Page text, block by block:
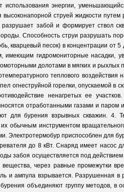
энергии,
струей жидкости
разрушает забой и формирует ствол
Способность струи разрушать
кварцевый песок) в концентрации от
гидромониторные насадки,
долотами в мягких и рыхлых
теплового
огнеструйной горелки, опускаемой в
ненагретых ее
отработанными газами и паром
для бурения взрывных скважин. 4.
обычным инструментом
Электротермобур приспособлен для
до 8 кВт. Снаряд имеет насос
забоя осуществляется под
через равные промежутки
и ампула взрывается. Разрушенная в
объединяют группу методов, в